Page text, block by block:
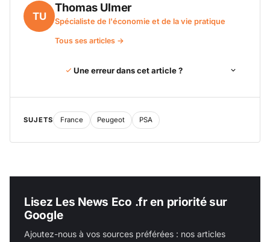
TU
Thomas Ulmer
Spécialiste de l'économie et de la vie pratique
Tous ses articles →
Une erreur dans cet article ?
SUJETS France Peugeot PSA
Lisez Les News Eco .fr en priorité sur
Google
Ajoutez-nous à vos sources préférées : nos articles